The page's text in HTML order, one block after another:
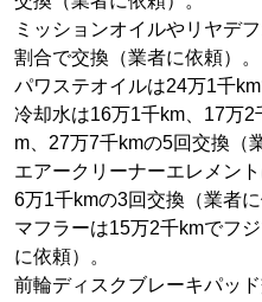
ミッションオイルやリヤデ
割合で交換（業者に依頼）。
パワステオイルは24万1千
冷却水は16万1千km、17万
m、27万7千kmの5回交換（
エアークリーナーエレメン
6万1千kmの3回交換（業者に
マフラーは15万2千kmでフ
に依頼）。
前輪ディスクブレーキパッ